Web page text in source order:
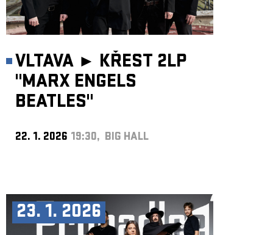
VLTAVA ► KŘEST 2LP
"MARX ENGELS
BEATLES"
22. 1. 2026 19:30, BIG HALL
23. 1. 2026